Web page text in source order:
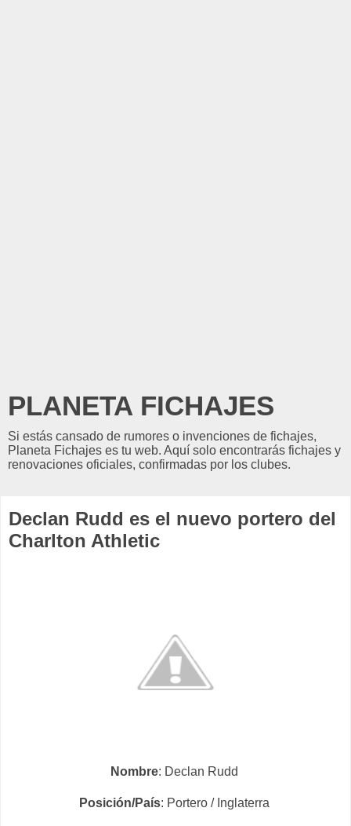
PLANETA FICHAJES
Si estás cansado de rumores o invenciones de fichajes,
Planeta Fichajes es tu web. Aquí solo encontrarás fichajes y
renovaciones oficiales, confirmadas por los clubes.
Declan Rudd es el nuevo portero del
Charlton Athletic
Nombre: Declan Rudd
Posición/País: Portero / Inglaterra